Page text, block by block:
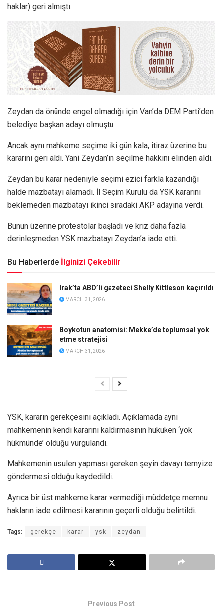
haklar) geri almıştı.
Zeydan da önünde engel olmadığı için Van’da DEM Parti’den
belediye başkan adayı olmuştu.
Ancak aynı mahkeme seçime iki gün kala, itiraz üzerine bu
kararını geri aldı. Yani Zeydan’ın seçilme hakkını elinden aldı.
Zeydan bu karar nedeniyle seçimi ezici farkla kazandığı
halde mazbatayı alamadı. İl Seçim Kurulu da YSK kararını
beklemeden mazbatayı ikinci sıradaki AKP adayına verdi.
Bunun üzerine protestolar başladı ve kriz daha fazla
derinleşmeden YSK mazbatayı Zeydan’a iade etti.
Bu Haberlerde İlginizi Çekebilir
Irak’ta ABD’li gazeteci Shelly Kittleson kaçırıldı
MARCH 31, 2026
Boykotun anatomisi: Mekke’de toplumsal yok
etme stratejisi
MARCH 31, 2026
YSK, kararın gerekçesini açıkladı. Açıklamada aynı
mahkemenin kendi kararını kaldırmasının hukuken ‘yok
hükmünde’ olduğu vurgulandı.
Mahkemenin usulen yapması gereken şeyin davayı temyize
göndermesi olduğu kaydedildi.
Ayrıca bir üst mahkeme karar vermediği müddetçe memnu
hakların iade edilmesi kararının geçerli olduğu belirtildi.
Tags: gerekçe karar ysk zeydan
Previous Post